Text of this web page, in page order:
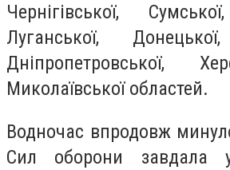
Чернігівської,
Луганської,
Дніпропетровської,
Миколаївської областей.
Водночас впродовж
Сил оборони завдала